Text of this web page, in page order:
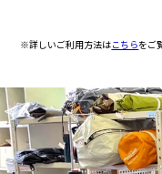
※詳しいご利用方法はこちらをご